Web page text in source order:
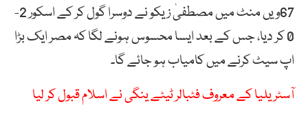
67ویں منٹ میں مصطفیٰ زیکو نے دوسرا گول کر کے اسکور 2-
0 کر دیا، جس کے بعد ایسا محسوس ہونے لگا کہ مصر ایک بڑا
اپ سیٹ کرنے میں کامیاب ہو جائے گا۔
آسٹریلیا کے معروف فٹبالر ٹیٹے ینگی نے اسلام قبول کر لیا